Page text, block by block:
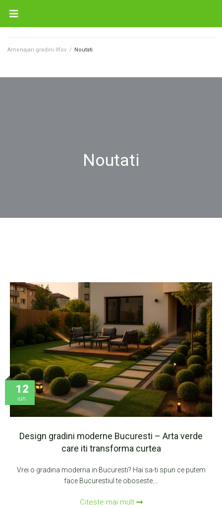
Amenajari gradini Ilfov / Noutati
Noutati
12
iun.
Design gradini moderne Bucuresti – Arta verde
care iti transforma curtea
Vrei o gradina moderna in Bucuresti? Hai sa-ti spun ce putem
face Bucurestiul te oboseste.…
Citeste mai mult